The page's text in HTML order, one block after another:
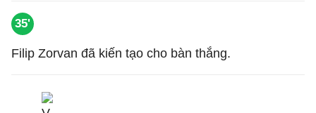
35'
Filip Zorvan đã kiến tạo cho bàn thắng.